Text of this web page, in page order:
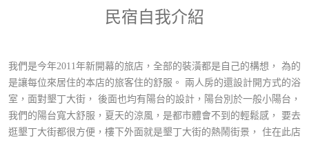
民宿自我介紹
我們是今年2011年新開幕的旅店，全部的裝潢都是自己的構想， 為的
是讓每位來居住的本店的旅客住的舒服。 兩人房的還設計開方式的浴
室，面對墾丁大街， 後面也均有陽台的設計，陽台別於一般小陽台，
我們的陽台寬大舒服，夏天的涼風，是都市體會不到的輕鬆感， 要去
逛墾丁大街都很方便，樓下外面就是墾丁大街的熱鬧街景， 住在此店